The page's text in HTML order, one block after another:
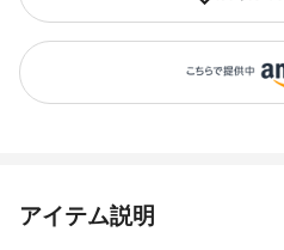
アイテム説明